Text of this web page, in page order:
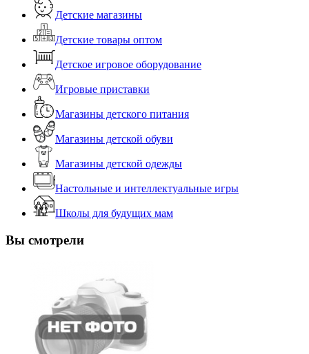
Детские магазины
Детские товары оптом
Детское игровое оборудование
Игровые приставки
Магазины детского питания
Магазины детской обуви
Магазины детской одежды
Настольные и интеллектуальные игры
Школы для будущих мам
Вы смотрели